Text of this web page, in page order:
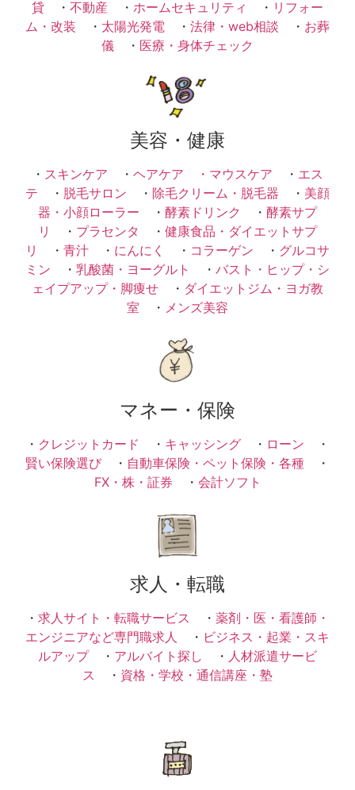
貸 ・ 不動産 ・ ホームセキュリティ ・ リフォー
ム・改装 ・ 太陽光発電 ・ 法律・web相談 ・ お葬
儀 ・ 医療・身体チェック
美容・健康
・ スキンケア ・ ヘアケア ・ マウスケア ・ エス
テ ・ 脱毛サロン ・ 除毛クリーム・脱毛器 ・ 美顔
器・小顔ローラー ・ 酵素ドリンク ・ 酵素サプ
リ
・ プラセンタ ・ 健康食品・ダイエットサプ
リ
・ 青汁 ・ にんにく ・ コラーゲン ・ グルコサ
ミン ・ 乳酸菌・ヨーグルト ・ バスト・ヒップ・シ
ェイプアップ・脚痩せ ・ ダイエットジム・ヨガ教
室 ・ メンズ美容
マネー・保険
・ クレジットカード ・ キャッシング ・ ローン ・
賢い保険選び ・ 自動車保険・ペット保険・各種 ・
FX・株・証券 ・ 会計ソフト
求人・転職
・ 求人サイト・転職サービス ・ 薬剤・医・看護師・
エンジニアなど専門職求人
・ ビジネス・起業・スキ
ルアップ・ アルバイト探し ・ 人材派遣サービ
ス ・ 資格・学校・通信講座・塾